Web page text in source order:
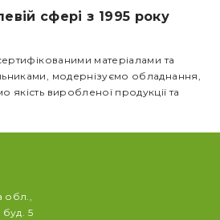
сфері з 1995 року
матеріалами та
модернізуємо обладнання,
якість виробленої продукції та
обл.,
5